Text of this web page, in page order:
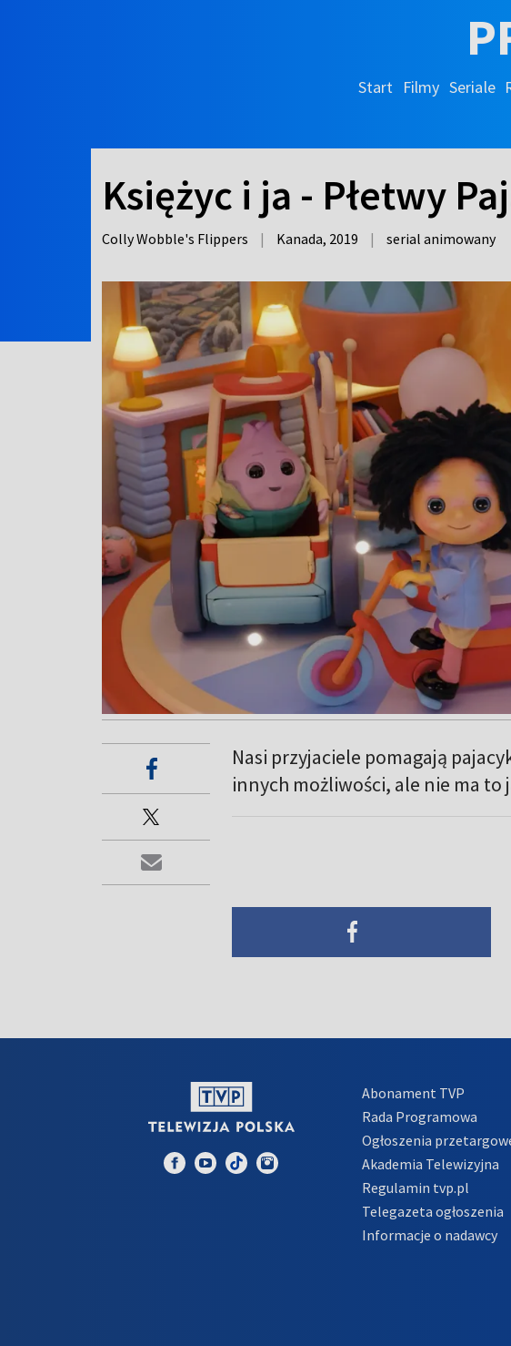
Start Filmy Seriale
Księżyc i ja - Płetwy
Colly Wobble's Flippers | Kanada, 2019 | serial animowany
Nasi przyjaciele pomagają
innych możliwości, ale nie ma to
Abonament TVP
Rada Programowa
Ogłoszenia
Akademia Telewizyjna
Regulamin tvp.pl
Telegazeta ogłoszenia
Informacje o nadawcy